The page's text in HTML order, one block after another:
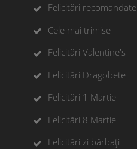
Felicitări recomandate
Cele mai trimise
Felicitări Valentine's
Felicitări Dragobete
Felicitări 1 Martie
Felicitări 8 Martie
Felicitări zi bărbați